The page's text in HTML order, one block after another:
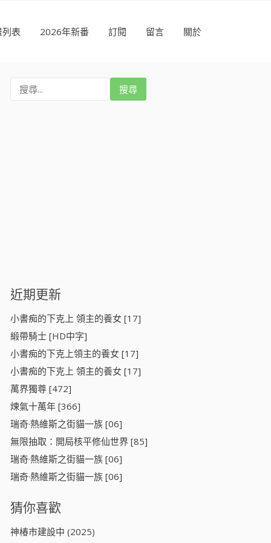
表 2026年新番 訂閱 留言 關於
近期更新
小書痴的下克上 領主的養女 [17]
緞帶騎士 [HD中字]
小書痴的下克上領主的養女 [17]
小書痴的下克上 領主的養女 [17]
萬界獨尊 [472]
煉氣十萬年 [366]
瑞奇·熱維斯之街貓一族 [06]
無限抽取：開局核平修仙世界 [85]
瑞奇·熱維斯之街貓一族 [06]
瑞奇·熱維斯之街貓一族 [06]
猜你喜歡
神椿市建設中 (2025)